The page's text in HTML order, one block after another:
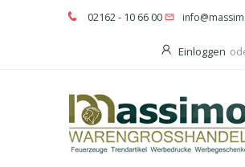
02162 - 10 66 00
Einloggen